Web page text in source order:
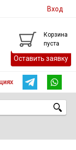
Вход
Корзина
пуста
Оставить заявку